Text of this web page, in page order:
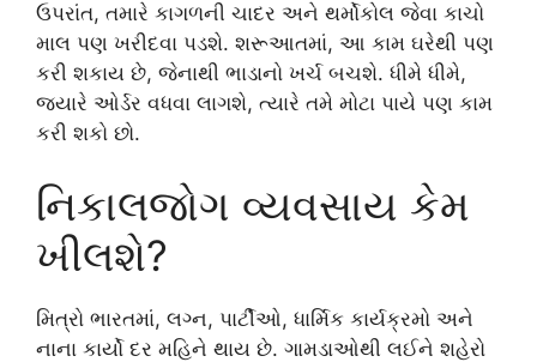
ઉપરાંત, તમારે કાગળની ચાદર અને થર્મોકોલ જેવા કાચો
માલ પણ ખરીદવા પડશે. શરૂઆતમાં, આ કામ ઘરેથી પણ
કરી શકાય છે, જેનાથી ભાડાનો ખર્ચ બચશે. ધીમે ધીમે,
જ્યારે ઓર્ડર વધવા લાગશે, ત્યારે તમે મોટા પાયે પણ કામ
કરી શકો છો.
નિકાલજોગ વ્યવસાય કેમ
ખીલશે?
મિત્રો ભારતમાં, લગ્ન, પાર્ટીઓ, ધાર્મિક કાર્યક્રમો અને
નાના કાર્યો દર મહિને થાય છે. ગામડાઓથી લઈને શહેરો